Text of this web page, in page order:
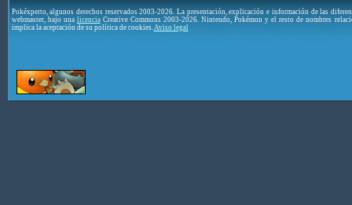
Pokéxperto, algunos derechos reservados 2003-2026. La presentación, explicación e información de las
webmaster, bajo una licenciaCreative Commons 2003-2026. Nintendo, Pokémon y el resto de nombres
implica la aceptación de su política de cookies. Aviso legal